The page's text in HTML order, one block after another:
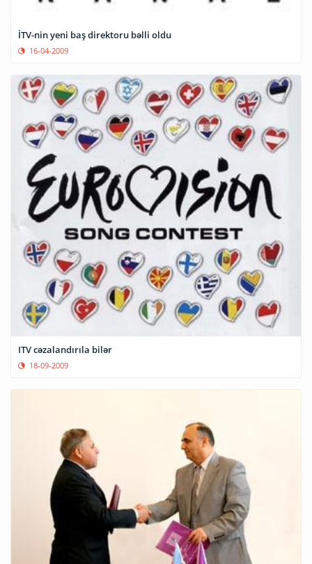
İTV-nin yeni baş direktoru bəlli oldu
16-04-2009
ITV cəzalandırıla bilər
18-09-2009